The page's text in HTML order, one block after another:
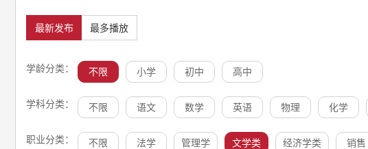
最新发布 最多播放
学龄分类： 不限 小学 初中 高中
学科分类： 不限 语文 数学 英语 物理 化学
职业分类： 不限 法学 管理学 文学类 经济学类 销售